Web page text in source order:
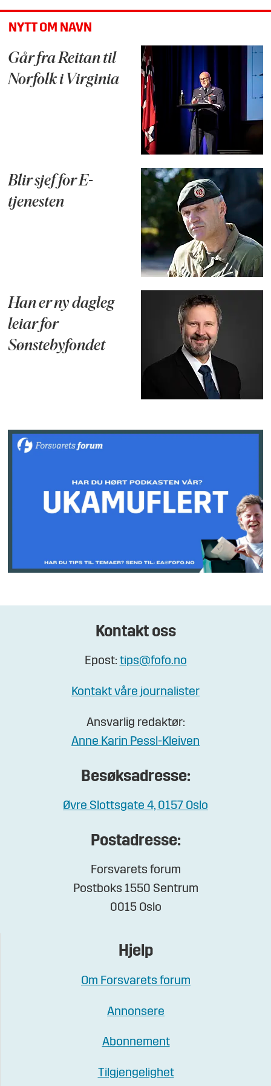
NYTT OM NAVN
Går fra Reitan til
Norfolk i Virginia
Blir sjef for E-
tjenesten
Han er ny dagleg
leiar for
Sønstebyfondet
Kontakt oss
Epost: tips@fofo.no
Kontakt våre journalister
Ansvarlig redaktør:
Anne Karin Pessl-Kleiven
Besøksadresse:
Øvre Slottsgate 4, 0157 Oslo
Postadresse:
Forsvarets forum
Postboks 1550 Sentrum
0015 Oslo
Hjelp
Om Forsvarets forum
Annonsere
Abonnement
Tilgjengelighet